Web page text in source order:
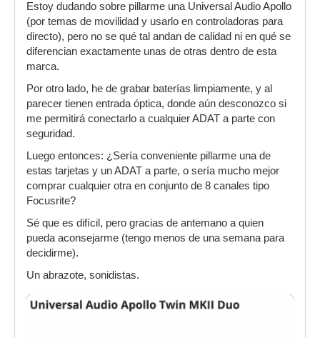
Estoy dudando sobre pillarme una Universal Audio Apollo
(por temas de movilidad y usarlo en controladoras para
directo), pero no se qué tal andan de calidad ni en qué se
diferencian exactamente unas de otras dentro de esta
marca.
Por otro lado, he de grabar baterías limpiamente, y al
parecer tienen entrada óptica, donde aún desconozco si
me permitirá conectarlo a cualquier ADAT a parte con
seguridad.
Luego entonces: ¿Sería conveniente pillarme una de
estas tarjetas y un ADAT a parte, o sería mucho mejor
comprar cualquier otra en conjunto de 8 canales tipo
Focusrite?
Sé que es difícil, pero gracias de antemano a quien
pueda aconsejarme (tengo menos de una semana para
decidirme).
Un abrazote, sonidistas.